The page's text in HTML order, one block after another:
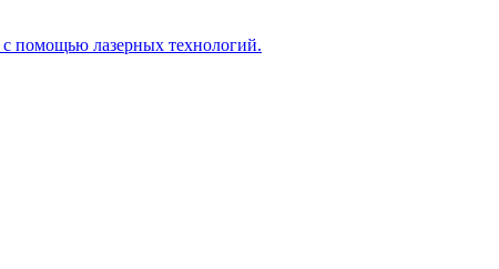
с помощью лазерных технологий.